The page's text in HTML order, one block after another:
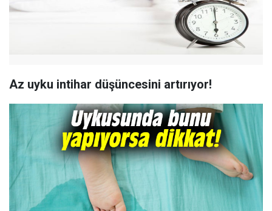
Az uyku intihar düşüncesini artırıyor!